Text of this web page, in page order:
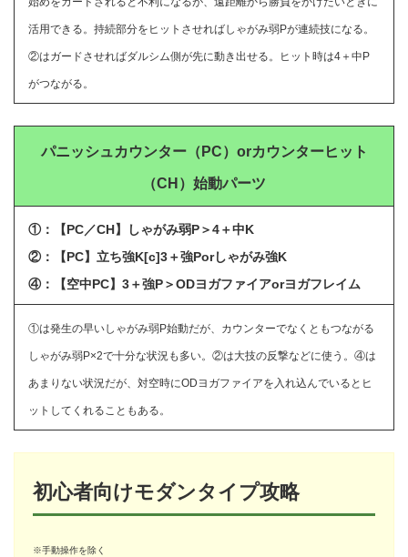
活用できる。持続部分をヒットさせればしゃがみ弱Pが連続技になる。
②はガードさせればダルシム側が先に動き出せる。ヒット時は4＋中P
がつながる。
パニッシュカウンター（PC）orカウンターヒット
（CH） 始動パーツ
①：【PC／CH】しゃがみ弱P＞4＋中K
②：【PC】立ち強K[c]3＋強Porしゃがみ強K
④：【空中PC】3＋強P＞ODヨガファイアorヨガフレイム
①は発生の早いしゃがみ弱P始動だが、カウンターでなくともつながる
しゃがみ弱P×2で十分な状況も多い。②は大技の反撃などに使う。④は
あまりない状況だが、対空時にODヨガファイアを入れ込んでいるとヒ
ットしてくれることもある。
初心者向けモダンタイプ攻略
※手動操作を除く